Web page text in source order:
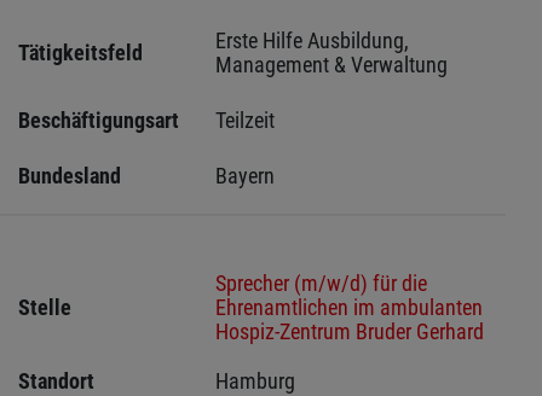
Tätigkeitsfeld
Erste Hilfe Ausbildung,
Management & Verwaltung
Beschäftigungsart Teilzeit
Bundesland Bayern
Stelle
Sprecher (m/w/d) für die
Ehrenamtlichen im ambulanten
Hospiz-Zentrum Bruder Gerhard
Standort
Hamburg